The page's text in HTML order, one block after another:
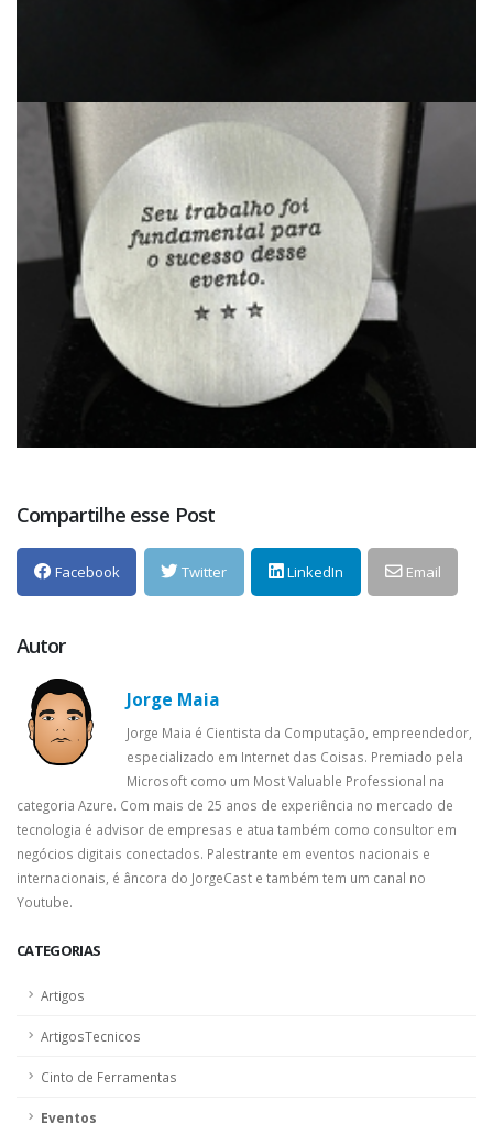
CATEGORIAS
Artigos
ArtigosTecnicos
Cinto de Ferramentas
Eventos
Compartilhe esse Post
Facebook Twitter LinkedIn Email
Autor
Jorge Maia
Jorge Maia é Cientista da Computação, empreendedor,
especializado em Internet das Coisas. Premiado pela
Microsoft como um Most Valuable Professional na
categoria Azure. Com mais de 25 anos de experiência no mercado de
tecnologia é advisor de empresas e atua também como consultor em
negócios digitais conectados. Palestrante em eventos nacionais e
internacionais, é âncora do JorgeCast e também tem um canal no
Youtube.